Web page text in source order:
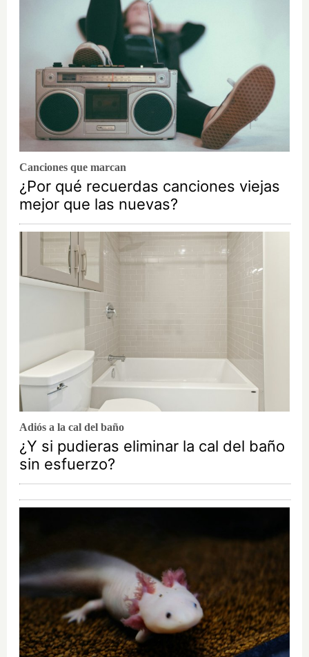
Canciones que marcan
¿Por qué recuerdas canciones viejas
mejor que las nuevas?
Adiós a la cal del baño
¿Y si pudieras eliminar la cal del baño
sin esfuerzo?